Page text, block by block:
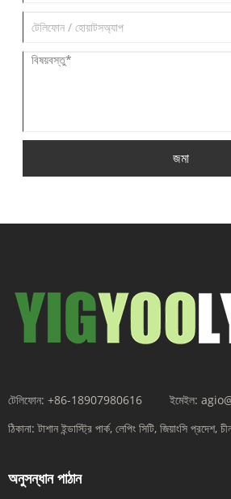
জমা
টেলিফোন: +86-18907980616 ইমেইল:
ঠিকানা: টাশান ইন্ডাস্ট্রি পার্ক, লেপিং সিটি, জিয়াংসি প্রদেশ,
অনুসন্ধান পাঠান